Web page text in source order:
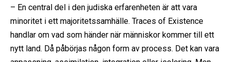
– En central del i den judiska erfarenheten är att vara
minoritet i ett majoritetssamhälle. Traces of Existence
handlar om vad som händer när människor kommer till ett
nytt land. Då påbörjas någon form av process. Det kan vara